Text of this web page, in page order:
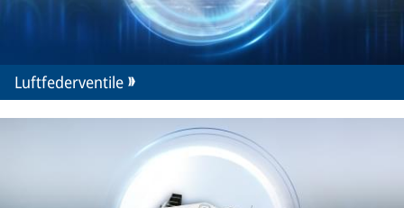
Luftfederventile